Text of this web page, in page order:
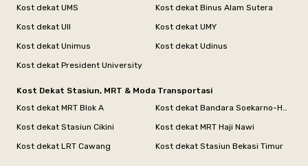
Kost dekat UMS
Kost dekat Binus Alam Sutera
Kost dekat UII
Kost dekat UMY
Kost dekat Unimus
Kost dekat Udinus
Kost dekat President University
Kost Dekat Stasiun, MRT & Moda Transportasi
Kost dekat MRT Blok A
Kost dekat Bandara Soekarno-Hatta
Kost dekat Stasiun Cikini
Kost dekat MRT Haji Nawi
Kost dekat LRT Cawang
Kost dekat Stasiun Bekasi Timur